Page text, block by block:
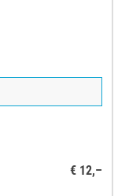
€ 12,–